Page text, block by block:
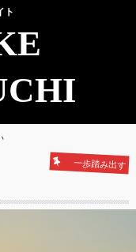
ト
一歩踏み出す